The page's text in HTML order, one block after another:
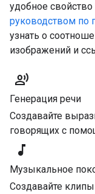
удобное свойство
руководством по
узнать о
изображений и
record_voice_over
Генерация речи
Создавайте
говорящих с
music_note
Музыкальное
Создавайте